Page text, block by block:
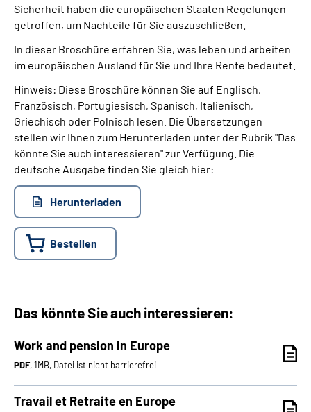
Sicherheit haben die europäischen Staaten Regelungen
getroffen, um Nachteile für Sie auszuschließen.
In dieser Broschüre erfahren Sie, was leben und arbeiten
im europäischen Ausland für Sie und Ihre Rente bedeutet.
Hinweis: Diese Broschüre können Sie auf Englisch,
Französisch, Portugiesisch, Spanisch, Italienisch,
Griechisch oder Polnisch lesen. Die Übersetzungen
stellen wir Ihnen zum Herunterladen unter der Rubrik "Das
könnte Sie auch interessieren" zur Verfügung. Die
deutsche Ausgabe finden Sie gleich hier:
Herunterladen
Bestellen
Das könnte Sie auch interessieren:
Work and pension in Europe
PDF, 1MB, Datei ist nicht barrierefrei
Travail et Retraite en Europe